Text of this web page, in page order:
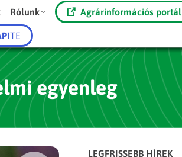
Rólunk Agrárinformációs portál
ITE
egyenleg
LEGFRISSEBB HÍREK